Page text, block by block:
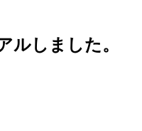
しました。